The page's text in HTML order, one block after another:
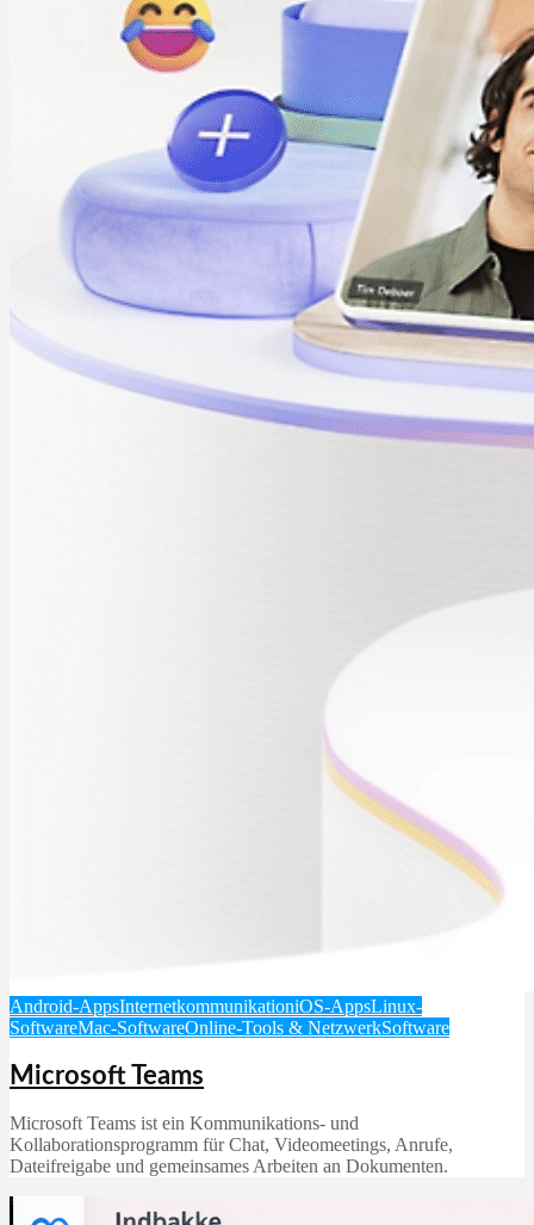
Android-AppsInternetkommunikationiOS-AppsLinux-
SoftwareMac-SoftwareOnline-Tools & NetzwerkSoftware
Microsoft Teams
Microsoft Teams ist ein Kommunikations- und
Kollaborationsprogramm für Chat, Videomeetings, Anrufe,
Dateifreigabe und gemeinsames Arbeiten an Dokumenten.